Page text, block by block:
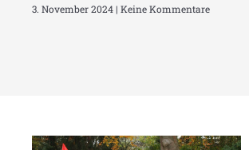
3. November 2024 Keine Kommentare